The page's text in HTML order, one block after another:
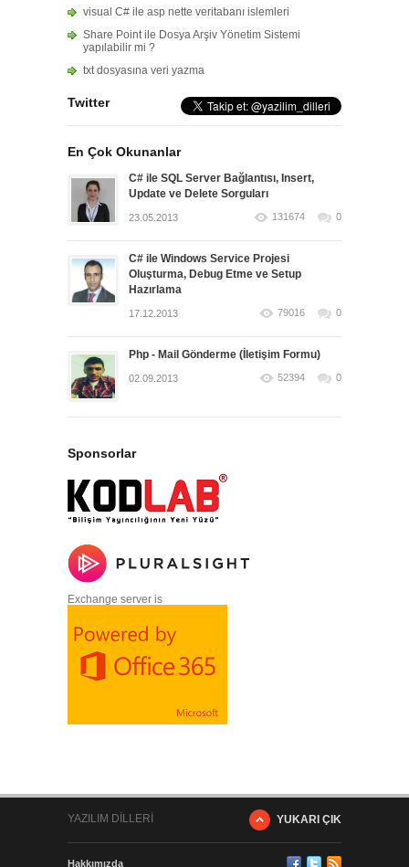
visual C# ile asp nette veritabanı islemleri
Share Point ile Dosya Arşiv Yönetim Sistemi
yapılabilir mi ?
txt dosyasına veri yazma
Twitter
En Çok Okunanlar
C# ile SQL Server Bağlantısı, Insert,
Update ve Delete Sorguları
23.05.2013 131674 0
C# ile Windows Service Projesi
Oluşturma, Debug Etme ve Setup
Hazırlama
17.12.2013 79016 0
Php - Mail Gönderme (İletişim Formu)
02.09.2013 52394 0
Sponsorlar
Exchange server is
YAZILIM DİLLERİ YUKARI ÇIK
Hakkımızda